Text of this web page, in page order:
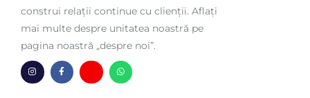
construi relații continue cu clienții. Aflați
mai multe despre unitatea noastră pe
pagina noastră „despre noi”.
I
n
F
a
m
W
h